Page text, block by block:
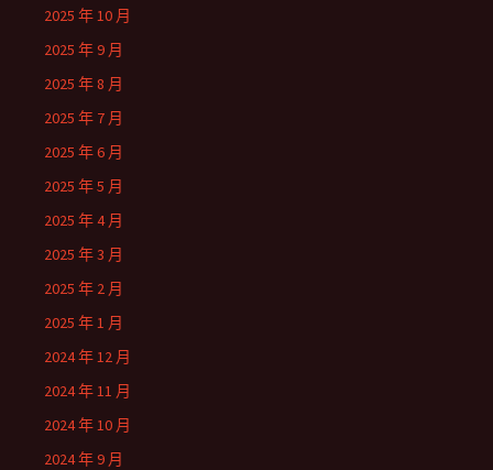
2025 年 10 月
2025 年 9 月
2025 年 8 月
2025 年 7 月
2025 年 6 月
2025 年 5 月
2025 年 4 月
2025 年 3 月
2025 年 2 月
2025 年 1 月
2024 年 12 月
2024 年 11 月
2024 年 10 月
2024 年 9 月